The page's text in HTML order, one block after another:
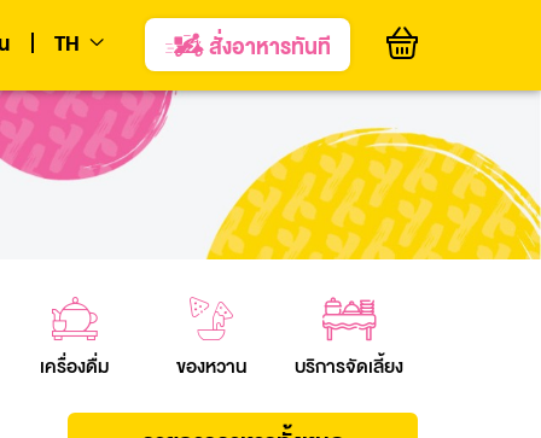
TH
EN
สั่งอาหารทันที
เครื่องดื่ม ของหวาน บริการจัดเลี้ยง